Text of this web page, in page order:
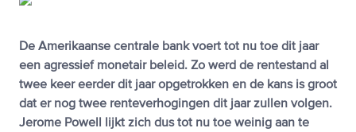
De Amerikaanse centrale bank voert tot nu toe dit jaar
een agressief monetair beleid. Zo werd de rentestand al
twee keer eerder dit jaar opgetrokken en de kans is groot
dat er nog twee renteverhogingen dit jaar zullen volgen.
Jerome Powell lijkt zich dus tot nu toe weinig aan te